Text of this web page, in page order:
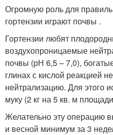
Огромную роль для
гортензии играют почвы .
Гортензии любят
воздухопроницаемые
почвы (рН 6,5 – 7,0),
глинах с кислой реакцией
нейтрализацию. Для этого
муку (2 кг на 5 кв. м
Желательно эту операцию
и весной минимум за 3